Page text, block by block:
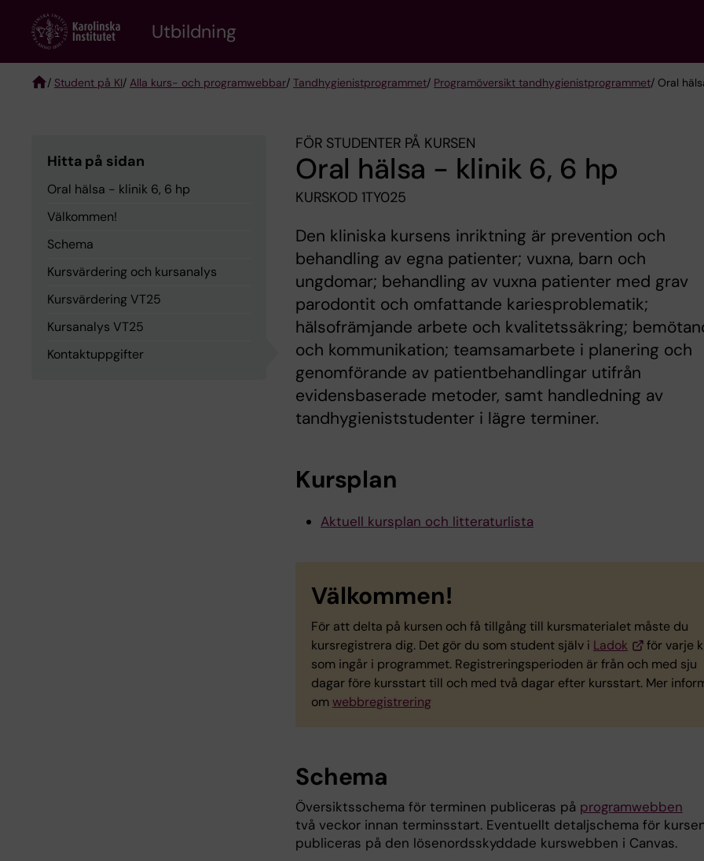
content
Utbildning
/ Student på KI/ Alla kurs- och programwebbar/ Tandhygienist­programmet/ Programöversikt tandhygienistprogrammet/ Oral
Hitta på sidan
Oral hälsa - klinik 6, 6 hp
Välkommen!
Schema
Kursvärdering och kursanalys
Kursvärdering VT25
Kursanalys VT25
Kontaktuppgifter
FÖR STUDENTER PÅ KURSEN
Oral hälsa - klinik 6, 6 hp
KURSKOD 1TY025
Den kliniska kursens inriktning är prevention och
behandling av egna patienter; vuxna, barn och
ungdomar; behandling av vuxna patienter med grav
parodontit och omfattande kariesproblematik;
hälsofrämjande arbete och kvalitetssäkring;
och kommunikation; teamsamarbete i planering och
genomförande av patientbehandlingar utifrån
evidensbaserade metoder, samt handledning av
tandhygieniststudenter i lägre terminer.
Kursplan
Aktuell kursplan och litteraturlista
Välkommen!
För att delta på kursen och få tillgång till kursmaterialet måste du
kursregistrera dig. Det gör du som student själv i Ladok
för varje
som ingår i programmet. Registreringsperioden är från och med sju
dagar före kursstart till och med två dagar efter kursstart. Mer
om webbregistrering
Schema
Översiktsschema för terminen publiceras på programwebben
två veckor innan terminsstart. Eventuellt detaljschema för
publiceras på den lösenordsskyddade kurswebben i Canvas.